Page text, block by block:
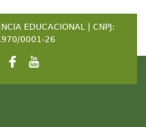
EDUCACIONAL | CNPJ:
0001-26